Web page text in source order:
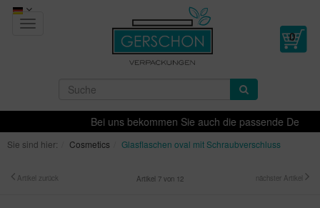
Toggle
Bei uns bekommen Sie auch die passende
Sie sind hier: Cosmetics Glasflaschen oval mit Schraubverschluss
Artikel zurück Artikel 7 von 12 nächster Artikel